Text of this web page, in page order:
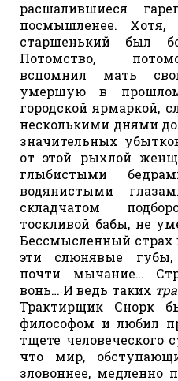
расшалившиеся
посмышленее.
старшенький был
Потомство,
вспомнил мать
умершую в
городской ярмаркой,
несколькими днями
значительных
от этой рыхлой
глыбистыми
водянистыми
складчатом
тоскливой бабы, не
Бессмысленный страх
эти слюнявые губы,
почти мычание…
вонь… И ведь таких
Трактирщик Снорк
философом и любил
тщете человеческого
что мир,
зловоннее, медленно